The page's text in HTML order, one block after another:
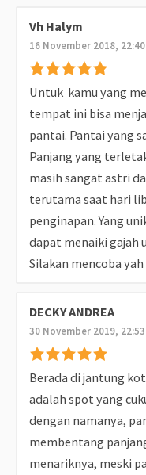
Vh Halym
16 November 2018, 22:40
Untuk kamu yang
tempat ini bisa
pantai. Pantai yang
Panjang yang
masih sangat astri
terutama saat hari
penginapan. Yang
dapat menaiki gajah
Silakan mencoba yah
DECKY ANDREA
30 November 2019, 22:53
Berada di jantung
adalah spot yang
dengan namanya,
membentang
menariknya, meski